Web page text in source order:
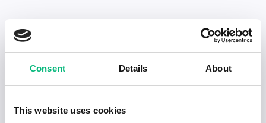
Consent Details About
This website uses cookies
Senaste publiceringarna i Jobbnytt
Visa fler artiklar